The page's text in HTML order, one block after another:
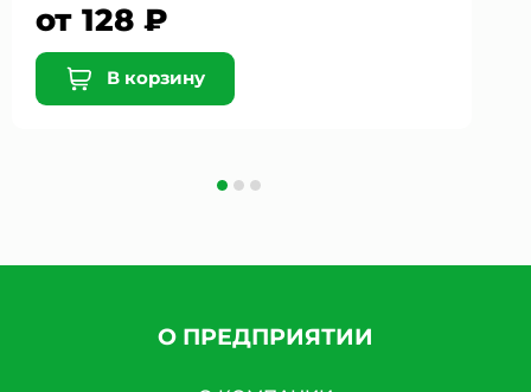
от 128 ₽
В корзину
О ПРЕДПРИЯТИИ